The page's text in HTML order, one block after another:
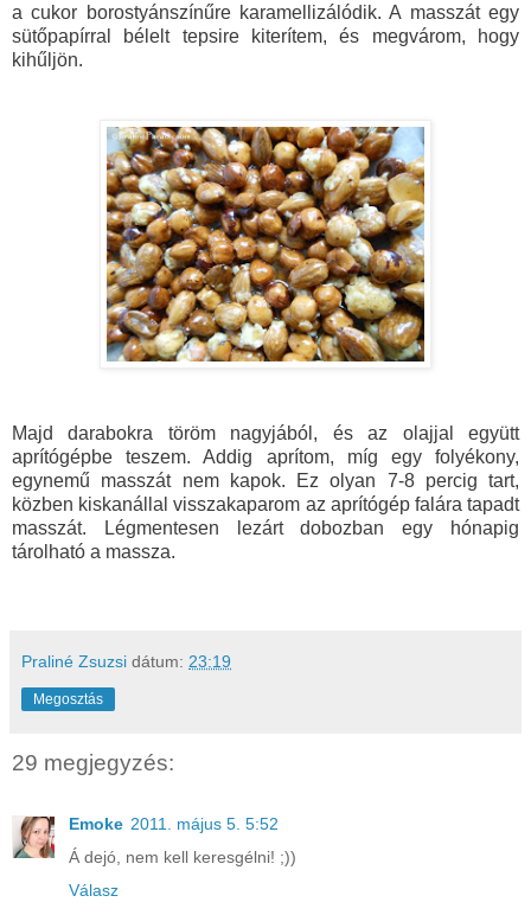
a cukor borostyánszínűre karamellizálódik. A masszát egy
sütőpapírral bélelt tepsire kiterítem, és megvárom, hogy
kihűljön.
Majd darabokra töröm nagyjából, és az olajjal együtt
aprítógépbe teszem. Addig aprítom, míg egy folyékony,
egynemű masszát nem kapok. Ez olyan 7-8 percig tart,
közben kiskanállal visszakaparom az aprítógép falára tapadt
masszát. Légmentesen lezárt dobozban egy hónapig
tárolható a massza.
Praliné Zsuzsi dátum: 23:19
Megosztás
29 megjegyzés:
Emoke 2011. május 5. 5:52
Á dejó, nem kell keresgélni! ;))
Válasz